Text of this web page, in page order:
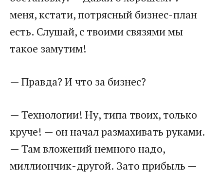
меня, кстати, потрясный бизнес-план
есть. Слушай, с твоими связями мы
такое замутим!
— Правда? И что за бизнес?
— Технологии! Ну, типа твоих, только
круче! — он начал размахивать руками.
— Там вложений немного надо,
миллиончик-другой. Зато прибыль —